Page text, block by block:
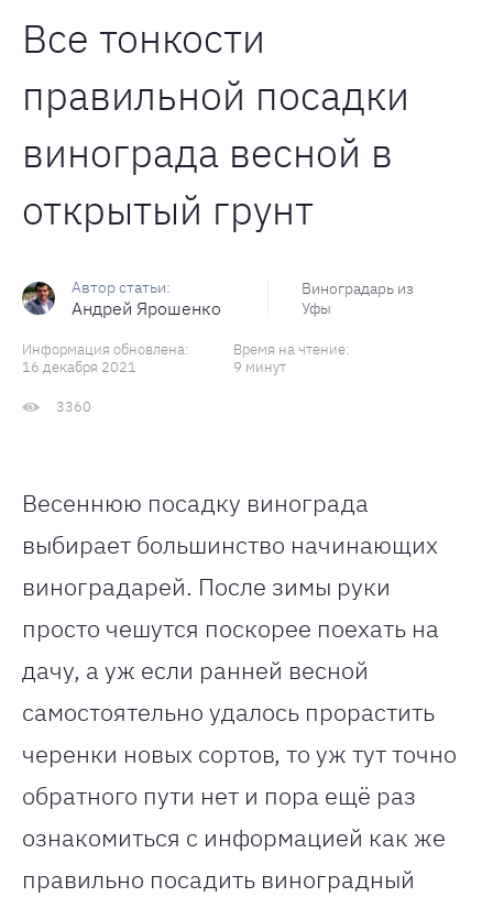
Все тонкости
правильной посадки
винограда весной в
открытый грунт
Андрей Ярошенко
Виноградарь из
Уфы
Информация обновлена:
16 декабря 2021
Время на чтение:
9 минут
3360
Весеннюю посадку винограда
выбирает большинство начинающих
виноградарей. После зимы руки
просто чешутся поскорее поехать на
дачу, а уж если ранней весной
самостоятельно удалось прорастить
черенки новых сортов, то уж тут точно
обратного пути нет и пора ещё раз
ознакомиться с информацией как же
правильно посадить виноградный